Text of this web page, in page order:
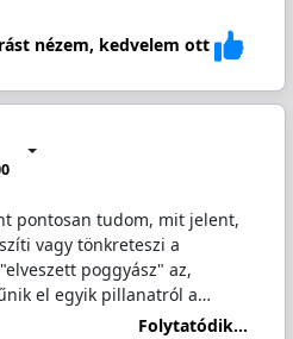
nézem, kedvelem ott
pontosan tudom, mit jelent,
vagy tönkreteszi a
poggyász" az,
el egyik pillanatról a…
Folytatódik...